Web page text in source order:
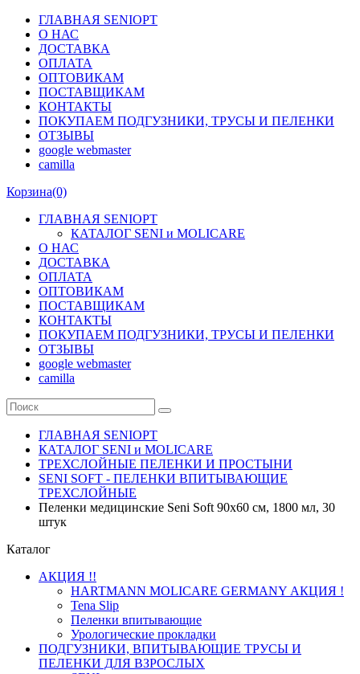
ГЛАВНАЯ SENIOPT
О НАС
ДОСТАВКА
ОПЛАТА
ОПТОВИКАМ
ПОСТАВЩИКАМ
КОНТАКТЫ
ПОКУПАЕМ ПОДГУЗНИКИ, ТРУСЫ И ПЕЛЕНКИ
ОТЗЫВЫ
google webmaster
camilla
Корзина(0)
ГЛАВНАЯ SENIOPT
КАТАЛОГ SENI и MOLICARE
О НАС
ДОСТАВКА
ОПЛАТА
ОПТОВИКАМ
ПОСТАВЩИКАМ
КОНТАКТЫ
ПОКУПАЕМ ПОДГУЗНИКИ, ТРУСЫ И ПЕЛЕНКИ
ОТЗЫВЫ
google webmaster
camilla
ГЛАВНАЯ SENIOPT
КАТАЛОГ SENI и MOLICARE
ТРЕХСЛОЙНЫЕ ПЕЛЕНКИ И ПРОСТЫНИ
SENI SOFT - ПЕЛЕНКИ ВПИТЫВАЮЩИЕ
ТРЕХСЛОЙНЫЕ
Пеленки медицинские Seni Soft 90x60 см, 1800 мл, 30
штук
Каталог
АКЦИЯ !!
HARTMANN MOLICARE GERMANY АКЦИЯ !
Tena Slip
Пеленки впитывающие
Урологические прокладки
ПОДГУЗНИКИ, ВПИТЫВАЮЩИЕ ТРУСЫ И
ПЕЛЕНКИ ДЛЯ ВЗРОСЛЫХ